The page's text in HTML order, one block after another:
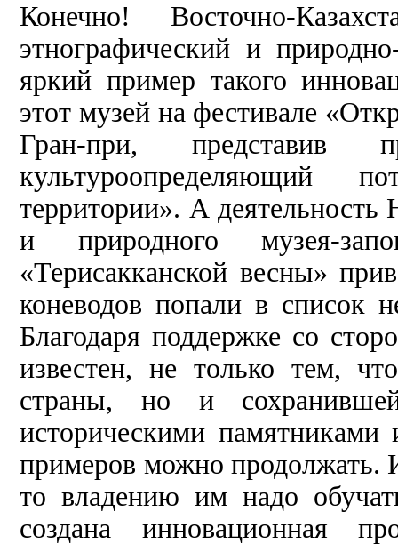
Конечно! Восточно-
этнографический и
яркий пример такого
этот музей на фестивале
Гран-при, представив
культуроопределяющий
территории». А деятельность
и природного музея-
«Терисакканской весны»
коневодов попали в список
Благодаря поддержке со
известен, не только тем,
страны, но и
историческими
примеров можно продолжать.
то владению им надо
создана инновационная